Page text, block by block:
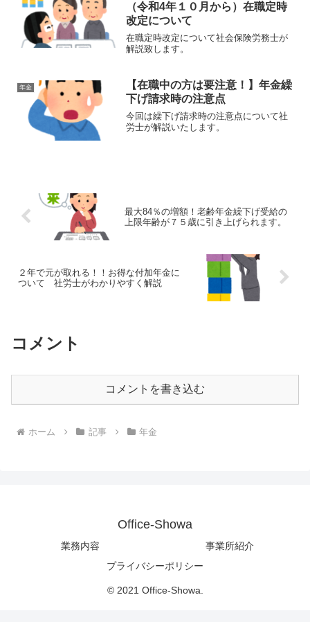
（令和4年１０月から）在職定時
改定について
在職定時改定について社会保険労務士が
解説致します。
年金
【在職中の方は要注意！】年金繰
下げ請求時の注意点
今回は繰下げ請求時の注意点について社
労士が解説いたします。
最大84％の増額！老齢年金繰下げ受給の
上限年齢が７５歳に引き上げられます。
２年で元が取れる！！お得な付加年金に
ついて 社労士がわかりやすく解説
コメント
コメントを書き込む
ホーム 記事 年金
Office-Showa
業務内容
事業所紹介
プライバシーポリシー
© 2021 Office-Showa.